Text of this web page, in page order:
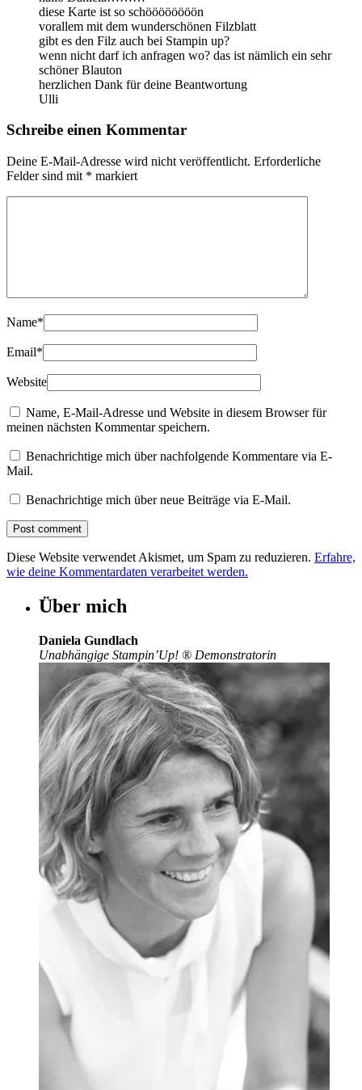
diese Karte ist so schöööööööön
vorallem mit dem wunderschönen Filzblatt
gibt es den Filz auch bei Stampin up?
wenn nicht darf ich anfragen wo? das ist nämlich ein sehr
schöner Blauton
herzlichen Dank für deine Beantwortung
Ulli
Schreibe einen Kommentar
Deine E-Mail-Adresse wird nicht veröffentlicht. Erforderliche
Felder sind mit * markiert
Name*
Email*
Website
Name, E-Mail-Adresse und Website in diesem Browser für
meinen nächsten Kommentar speichern.
Benachrichtige mich über nachfolgende Kommentare via E-
Mail.
Benachrichtige mich über neue Beiträge via E-Mail.
Diese Website verwendet Akismet, um Spam zu reduzieren. Erfahre,
wie deine Kommentardaten verarbeitet werden.
Über mich
Daniela Gundlach
Unabhängige Stampin’Up! ® Demonstratorin